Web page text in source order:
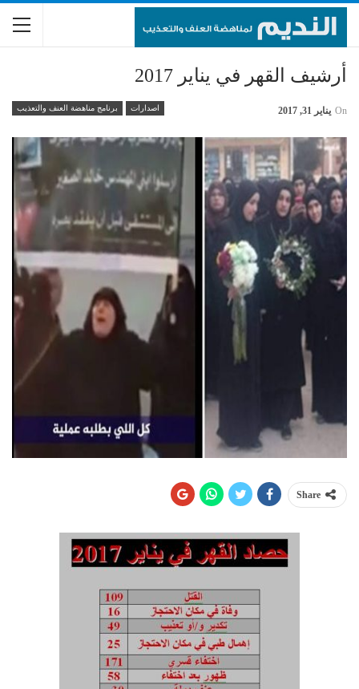
أرشيف القهر في يناير 2017
اصدارات برنامج مناهضة العنف والتعذيب On يناير 31, 2017
Share